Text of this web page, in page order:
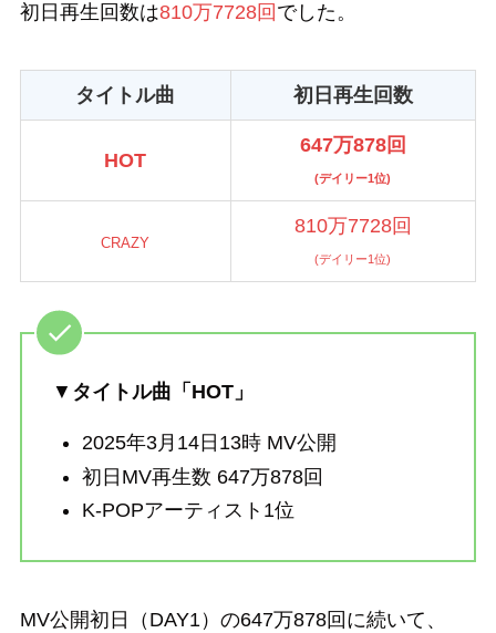
初日再生回数は810万7728回 でした。
タイトル曲 初日再生回数
HOT
647万878回
(デイリー1位)
CRAZY
810万7728回
(デイリー1位)
▼ タイトル曲「HOT」
2025年3月14日13時 MV公開
初日MV再生数 647万878回
K-POPアーティスト1位
MV公開初日（DAY1）の647万878回に続いて、